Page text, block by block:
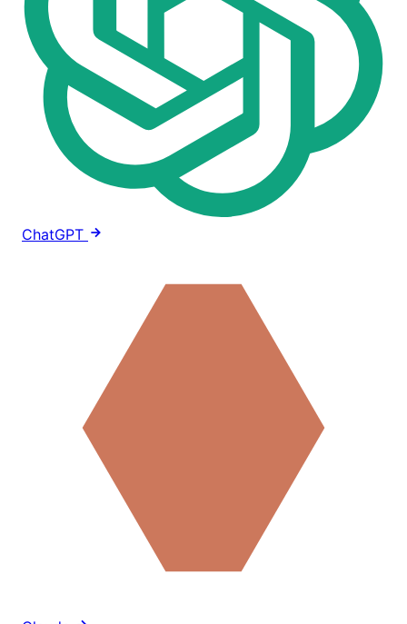
ChatGPT